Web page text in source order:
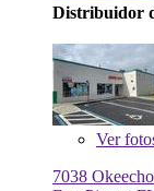
Distribuidor
Ver
7038